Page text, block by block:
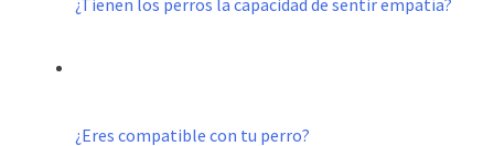
¿Eres compatible con tu perro?